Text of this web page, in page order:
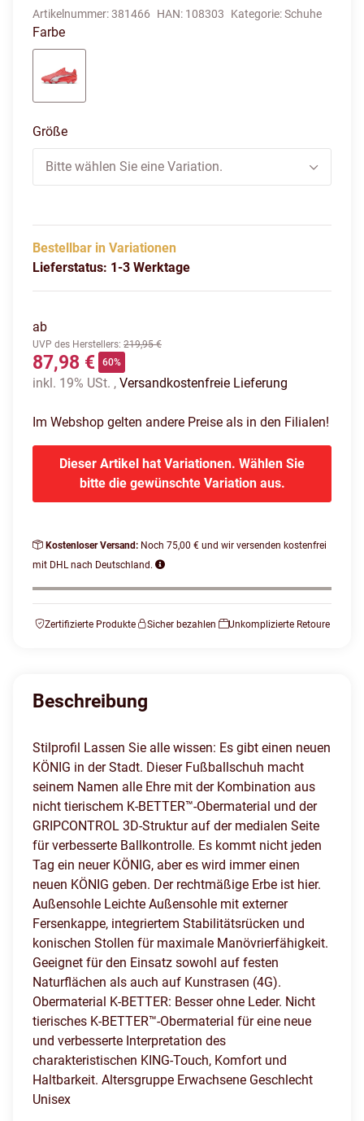
Artikelnummer:381466 HAN: 108303 Kategorie:Schuhe
Farbe
Größe
Bitte wählen Sie eine Variation.
Bestellbar in Variationen
Lieferstatus: 1-3 Werktage
ab
UVP des Herstellers: 219,95 €
87,98 € 60%
inkl. 19% USt. , Versandkostenfreie Lieferung
Im Webshop gelten andere Preise als in den Filialen!
Dieser Artikel hat Variationen. Wählen Sie
bitte die gewünschte Variation aus.
Kostenloser Versand: Noch 75,00 € und wir versenden kostenfrei
mit DHL nach Deutschland.
Zertifizierte Produkte Sicher bezahlen Unkomplizierte Retoure
Beschreibung
Stilprofil Lassen Sie alle wissen: Es gibt einen neuen
KÖNIG in der Stadt. Dieser Fußballschuh macht
seinem Namen alle Ehre mit der Kombination aus
nicht tierischem K-BETTER™-Obermaterial und der
GRIPCONTROL 3D-Struktur auf der medialen Seite
für verbesserte Ballkontrolle. Es kommt nicht jeden
Tag ein neuer KÖNIG, aber es wird immer einen
neuen KÖNIG geben. Der rechtmäßige Erbe ist hier.
Außensohle Leichte Außensohle mit externer
Fersenkappe, integriertem Stabilitätsrücken und
konischen Stollen für maximale Manövrierfähigkeit.
Geeignet für den Einsatz sowohl auf festen
Naturflächen als auch auf Kunstrasen (4G).
Obermaterial K-BETTER: Besser ohne Leder. Nicht
tierisches K-BETTER™-Obermaterial für eine neue
und verbesserte Interpretation des
charakteristischen KING-Touch, Komfort und
Haltbarkeit. Altersgruppe Erwachsene Geschlecht
Unisex